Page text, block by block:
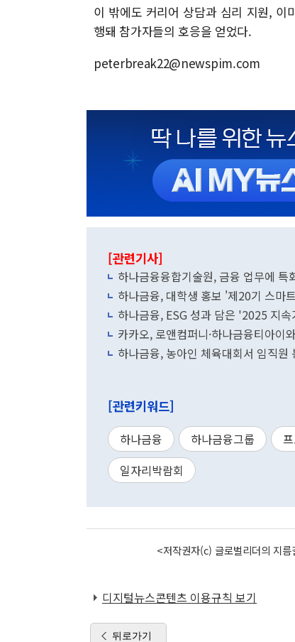
이 밖에도 커리어 상담과 심리 지원, 이
행돼 참가자들의 호응을 얻었다.
peterbreak22@newspim.com
[관련기사]
하나금융융합기술원, 금융 업무에 특
하나금융, 대학생 홍보 '제20기 스마
하나금융, ESG 성과 담은 '2025 지
카카오, 로앤컴퍼니·하나금융티아이
하나금융, 농아인 체육대회서 임직원
[관련키워드]
하나금융 하나금융그룹
일자리박람회
<저작권자(c) 글로벌리더의 지
디지털뉴스콘텐츠 이용규칙 보기
뒤로가기